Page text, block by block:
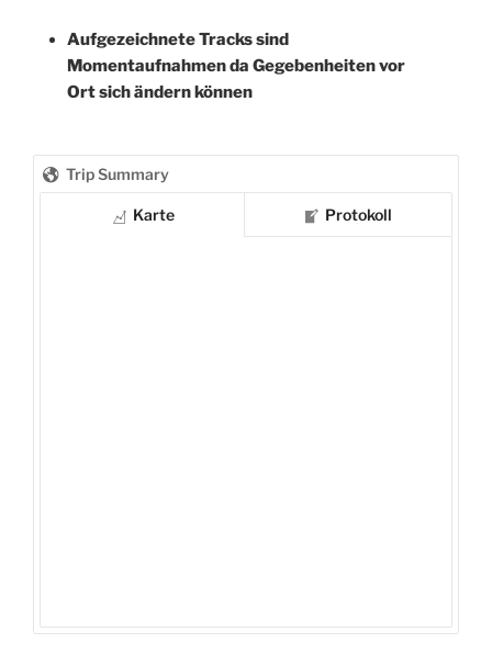
Aufgezeichnete Tracks sind
Momentaufnahmen da Gegebenheiten vor
Ort sich ändern können
Trip Summary
Karte Protokoll